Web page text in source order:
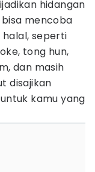
hidangan
mencoba
seperti
tong hun,
dan masih
disajikan
kamu yang